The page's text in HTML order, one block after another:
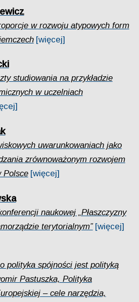
w rozwoju atypowych form
[więcej]
studiowania na przykładzie
w uczelniach
uwarunkowaniach jako
zrównoważonym rozwojem
Polsce [więcej]
naukowej „Płaszczyzny
terytorialnym” [więcej]
polityka spójności jest polityką
Pastuszka, Polityka
– cele narzędzia,